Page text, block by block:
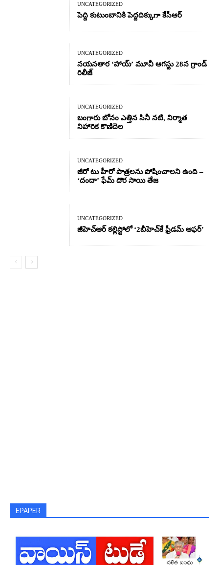
UNCATEGORIZED
పెద్ది కుటుంబానికి పెద్దదిక్కుగా కేసీఆర్
UNCATEGORIZED
నయనతార ‘హాయ్’ మూవీ ఆగస్టు 28న గ్రాండ్
రిలీజ్
UNCATEGORIZED
బంగారు బోనం ఎత్తిన సినీ నటి, నిర్మాత
నిహారిక కొణిదెల
UNCATEGORIZED
జీరో టు హీరో పాత్రలను పోషించాలని ఉంది –
‘దందా’ ఫేమ్ దొర సాయి తేజ
UNCATEGORIZED
జీహెచ్ఆర్‌ కల్లిస్టోలో ‘2బీహెచ్‌కే ఫ్రీడమ్ ఆఫర్’
EPAPER